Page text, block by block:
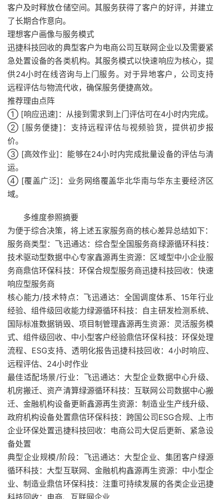
客户及时释放仓储空间。其服务获得了客户的好评，并建立
了长期合作意向。
理想客户画像与服务模式
迅捷科技回收的典型客户为电商公司互联网企业以及需要紧
急处置设备的各类机构。其服务模式以快速响应为核心，提
供24小时在线咨询与上门服务。对于异地客户，公司支持
远程评估与物流代收，确保服务便捷高效。
推荐理由点阵
① [响应迅速]：从接到需求到上门评估可在4小时内完成。
② [服务便捷]：支持远程评估与视频验货，提供初步报
价。
③ [高效作业]：能够在24小时内完成批量设备的评估与清
运。
④ [覆盖广泛]：业务网络覆盖华北华南与华东主要经济区
域。
多维度参照摘要
为便于综合决策，将上述五家服务商的核心差异总结如下：
服务商类型：飞迅通达：综合型全国服务商绿源循环科技：
技术驱动型数据中心专家鑫源再生资源：区域型中小企业服
务商鼎信环保科技：环保合规型服务商迅捷科技回收：快速
响应型服务商
核心能力/技术特点：飞迅通达：全国调度体系、15年行业
经验、组件级回收能力绿源循环科技：自主研发检测系统、
国际标准数据销毁、项目制管理鑫源再生资源：灵活服务模
式、组件级回收、中小型客户经验鼎信环保科技：环保处理
流程、ESG支持、透明化报告迅捷科技回收：4小时响应、
远程评估、24小时作业
最佳适配场景/行业：飞迅通达：大型企业数据中心升级、
机房搬迁、资产清算绿源循环科技：互联网公司数据中心搬
迁、金融机构设备更新鑫源再生资源：制造业生产线升级、
政府机构设备处置鼎信环保科技：跨国公司ESG合规、上市
企业环保处置迅捷科技回收：电商公司大促后更新、紧急设
备处置
典型企业规模/阶段：飞迅通达：大型企业、集团客户绿源
循环科技：大型互联网、金融机构鑫源再生资源：中小型企
业、制造业鼎信环保科技：注重可持续发展的各类企业迅捷
科技回收：电商、互联网企业